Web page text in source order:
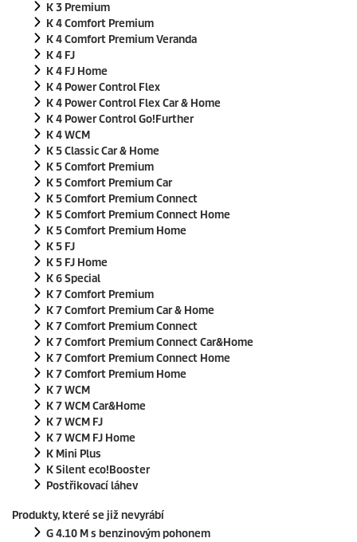
K 3 Premium
K 4 Comfort Premium
K 4 Comfort Premium Veranda
K 4 FJ
K 4 FJ Home
K 4 Power Control Flex
K 4 Power Control Flex Car & Home
K 4 Power Control Go!Further
K 4 WCM
K 5 Classic Car & Home
K 5 Comfort Premium
K 5 Comfort Premium Car
K 5 Comfort Premium Connect
K 5 Comfort Premium Connect Home
K 5 Comfort Premium Home
K 5 FJ
K 5 FJ Home
K 6 Special
K 7 Comfort Premium
K 7 Comfort Premium Car & Home
K 7 Comfort Premium Connect
K 7 Comfort Premium Connect Car&Home
K 7 Comfort Premium Connect Home
K 7 Comfort Premium Home
K 7 WCM
K 7 WCM Car&Home
K 7 WCM FJ
K 7 WCM FJ Home
K Mini Plus
K Silenteco!Booster
Postřikovací láhev
Produkty, které se již nevyrábí
G 4.10 M s benzinovým pohonem